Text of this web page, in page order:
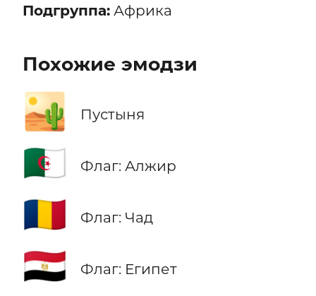
Подгруппа:Африка
Похожие эмодзи
🏜️ Пустыня
🇩🇿 Флаг: Алжир
🇹🇩 Флаг: Чад
🇪🇬 Флаг: Египет